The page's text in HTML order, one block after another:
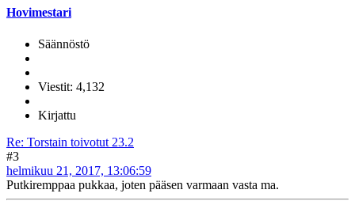
Hovimestari
Säännöstö
Viestit: 4,132
Kirjattu
Re: Torstain toivotut 23.2
#3
helmikuu 21, 2017, 13:06:59
Putkiremppaa pukkaa, joten pääsen varmaan vasta ma.